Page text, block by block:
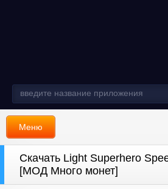
Меню
Скачать Light Superhero
[МОД Много монет]